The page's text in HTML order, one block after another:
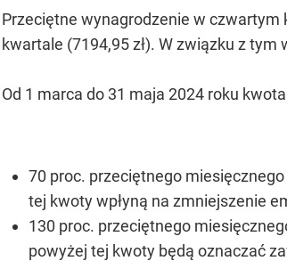
Przeciętne wynagrodzenie w czwartym
kwartale (7194,95 zł). W związku z
Od 1 marca do 31 maja 2024 roku
70 proc. przeciętnego
tej kwoty wpłyną na zmniejszenie
130 proc. przeciętnego
powyżej tej kwoty będą oznaczać